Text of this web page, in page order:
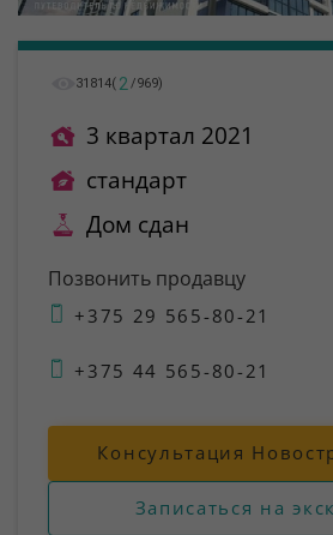
31814( 2 /969)
3 квартал 2021
стандарт
Дом сдан
Позвонить продавцу
+375 29 565-80-21
+375 44 565-80-21
Консультация
Записаться на